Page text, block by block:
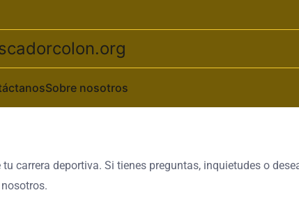
Sobre nosotros
carrera deportiva. Si tienes preguntas, inquietudes o